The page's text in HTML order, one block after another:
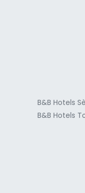
B&B Hotels
B&B Hotels